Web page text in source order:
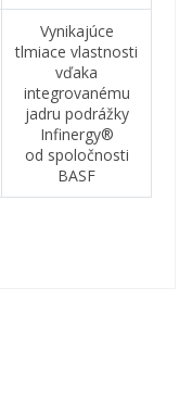
Vynikajúce
tlmiace vlastnosti
vďaka
integrovanému
jadru podrážky
Infinergy®
od spoločnosti
BASF